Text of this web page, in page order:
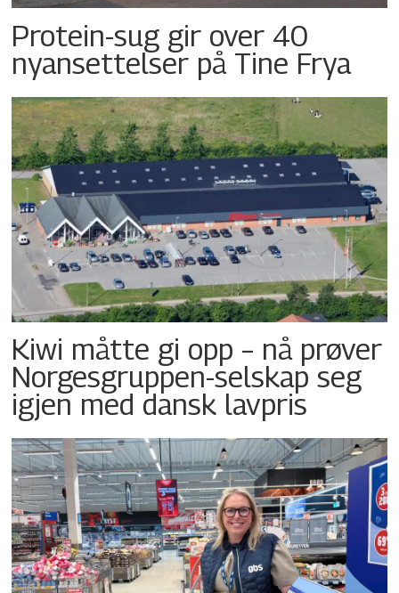
Protein-sug gir over 40
nyansettelser på Tine Frya
Kiwi måtte gi opp – nå prøver
Norgesgruppen-selskap seg
igjen med dansk lavpris